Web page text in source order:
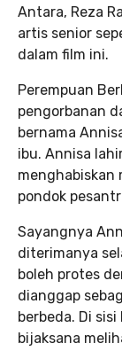
Antara, Reza
artis senior
dalam film ini.
Perempuan
pengorbanan
bernama
ibu. Annisa
menghabiskan
pondok
Sayangnya
diterimanya
boleh protes
dianggap
berbeda. Di
bijaksana